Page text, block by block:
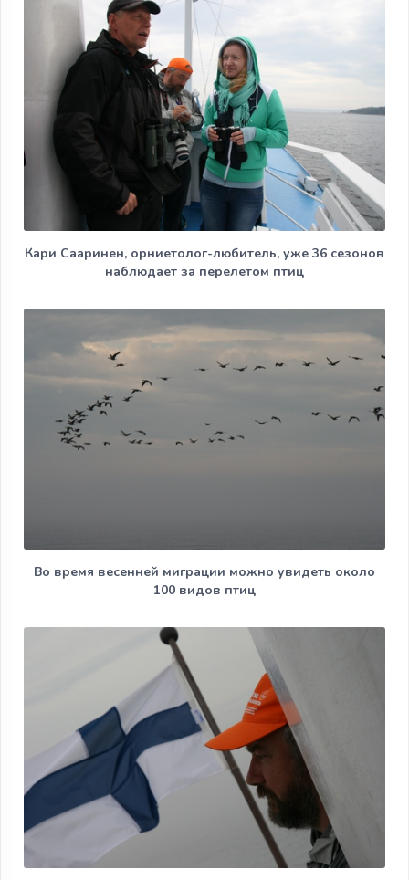
Кари Сааринен, орниетолог-любитель, уже 36 сезонов
наблюдает за перелетом птиц
Во время весенней миграции можно увидеть около
100 видов птиц